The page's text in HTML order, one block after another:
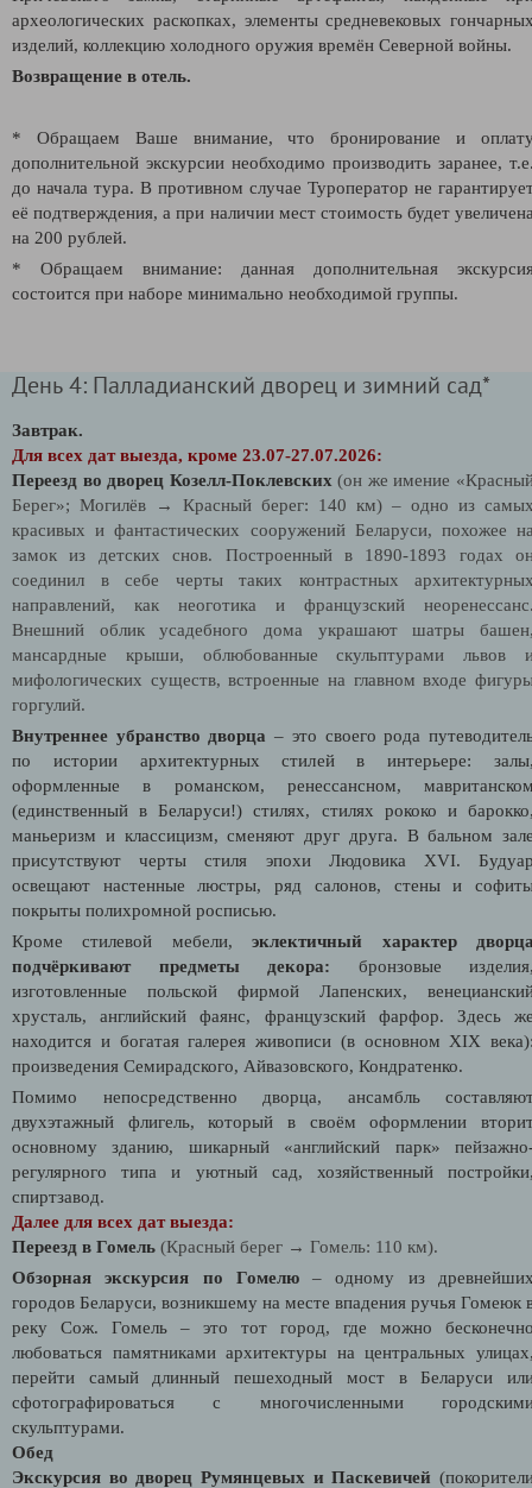
археологических раскопках, элементы средневековых
изделий, коллекцию холодного оружия времён Северной войны.
Возвращение в отель.
* Обращаем Ваше внимание, что бронирование и
дополнительной экскурсии необходимо производить заранее,
до начала тура. В противном случае Туроператор не
её подтверждения, а при наличии мест стоимость будет
на 200 рублей.
* Обращаем внимание: данная дополнительная
состоится при наборе минимально необходимой группы.
День 4: Палладианский дворец и зимний сад*
Завтрак.
Для всех дат выезда, кроме 23.07-27.07.2026:
Переезд во дворец Козелл-Поклевских (он же имение
Берег»; Могилёв → Красный берег: 140 км) – одно из
красивых и фантастических сооружений Беларуси, похожее
замок из детских снов. Построенный в 1890-1893 годах
соединил в себе черты таких контрастных
направлений, как неоготика и французский
Внешний облик усадебного дома украшают шатры
мансардные крыши, облюбованные скульптурами львов
мифологических существ, встроенные на главном входе
горгулий.
Внутреннее убранство дворца – это своего рода
по истории архитектурных стилей в интерьере:
оформленные в романском, ренессансном,
(единственный в Беларуси!) стилях, стилях рококо и
маньеризм и классицизм, сменяют друг друга. В бальном
присутствуют черты стиля эпохи Людовика XVI.
освещают настенные люстры, ряд салонов, стены и
покрыты полихромной росписью.
Кроме стилевой мебели,эклектичный характер
подчёркивают предметы декора: бронзовые
изготовленные польской фирмой Лапенских,
хрусталь, английский фаянс, французский фарфор. Здесь
находится и богатая галерея живописи (в основном XIX
произведения Семирадского, Айвазовского, Кондратенко.
Помимо непосредственно дворца, ансамбль
двухэтажный флигель, который в своём оформлении
основному зданию, шикарный «английский парк»
регулярного типа и уютный сад, хозяйственный
спиртзавод.
Далее для всех дат выезда:
Переезд в Гомель (Красный берег → Гомель: 110 км).
Обзорная экскурсия по Гомелю– одному из
городов Беларуси, возникшему на месте впадения ручья Гомеюк
реку Сож. Гомель – это тот город, где можно
любоваться памятниками архитектуры на центральных
перейти самый длинный пешеходный мост в Беларуси
сфотографироваться с многочисленными
скульптурами.
Обед
Экскурсия во дворец Румянцевых и Паскевичей